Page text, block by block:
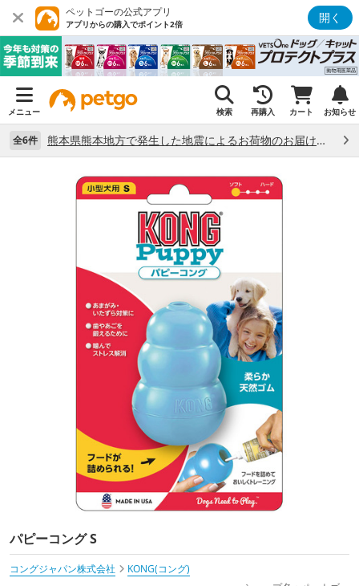
ペットゴーの公式アプリ
アプリからの購入でポイント2倍 開く
メニュー 検索 再購入 カート お知らせ
全6件 熊本県熊本地方で発生した地震によるお荷物のお届け状況について （7/28）
パピーコング S
コングジャパン株式会社
KONG(コング)